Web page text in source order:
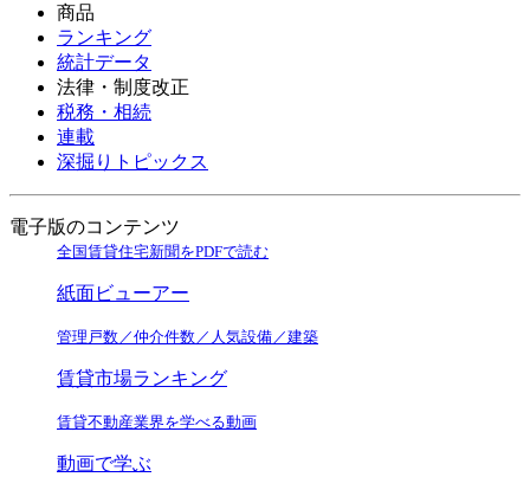
商品
ランキング
統計データ
法律・制度改正
税務・相続
連載
深掘りトピックス
電子版のコンテンツ
全国賃貸住宅新聞をPDFで読む
紙面ビューアー
管理戸数／仲介件数／人気設備／建築
賃貸市場ランキング
賃貸不動産業界を学べる動画
動画で学ぶ